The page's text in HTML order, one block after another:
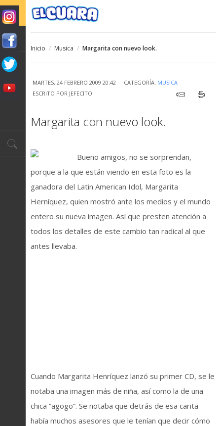
Inicio / Musica / Margarita con nuevo look.
MARTES, 24 FEBRERO 2009 20:42 CATEGORÍA: MUSICA
ESCRITO POR JEFECITO
Margarita con nuevo look.
Bueno amigos, no se sorprendan,
porque a la que están viendo en esta foto es la
ganadora del Latin American Idol, Margarita
Herníquez, quien mostró ante los medios y el mundo
entero su nueva imagen. Así que presten atención a
todos los detalles de este cambio tan radical al que
antes llevaba.
Cuando Margarita Henríquez lanzó su primer CD, se le
notaba una imagen más de niña, así como la de una
chica “agogo”. Se notaba que detrás de esa carita
había muchos asesores que le tenían que decir cómo